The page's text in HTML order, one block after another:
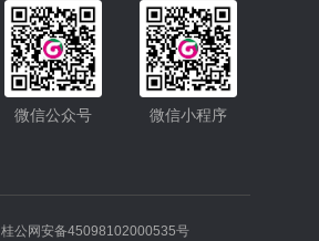
微信小程序
微信公众号
桂公网安备45098102000535号